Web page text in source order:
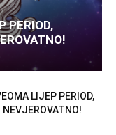
PERIOD,
LIJEP PERIOD,